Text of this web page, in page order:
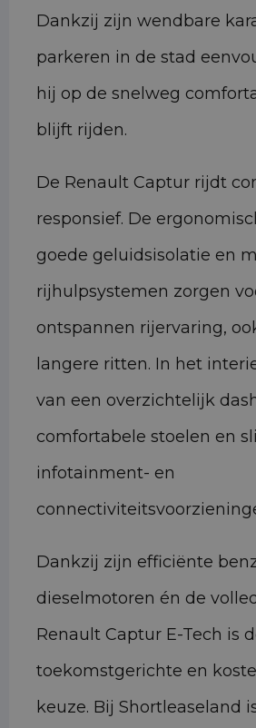
Dankzij zijn wendbare
parkeren in de stad
hij op de snelweg
blijft rijden.
De Renault Captur rijdt
responsief. De
goede geluidsisolatie en
rijhulpsystemen zorgen
ontspannen rijervaring,
langere ritten. In het
van een overzichtelijk
comfortabele stoelen en
infotainment- en
Dankzij zijn efficiënte
dieselmotoren én de
Renault Captur E-Tech is
toekomstgerichte en
keuze. Bij Shortleaseland